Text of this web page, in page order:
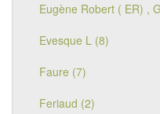
Eugène Robert ( ER) ,
Evesque L (8)
Faure (7)
Feriaud (2)